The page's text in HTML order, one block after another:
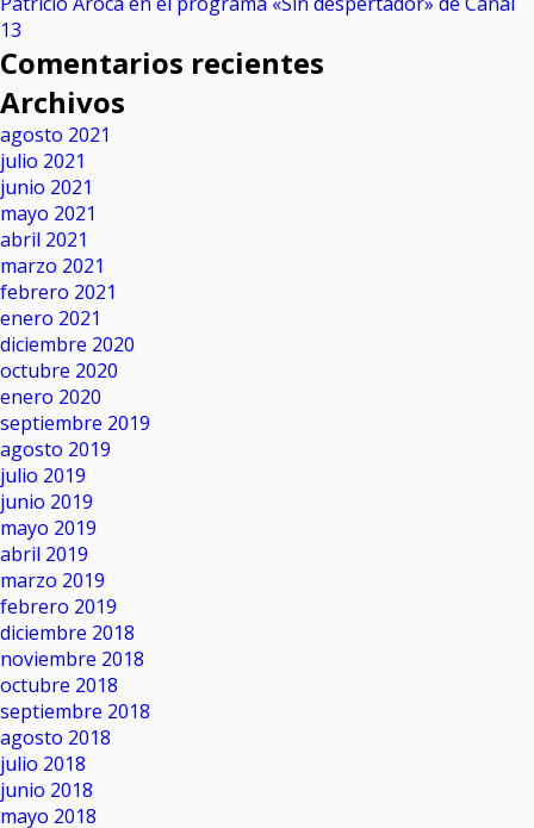
13
Comentarios recientes
Archivos
agosto 2021
julio 2021
junio 2021
mayo 2021
abril 2021
marzo 2021
febrero 2021
enero 2021
diciembre 2020
octubre 2020
enero 2020
septiembre 2019
agosto 2019
julio 2019
junio 2019
mayo 2019
abril 2019
marzo 2019
febrero 2019
diciembre 2018
noviembre 2018
octubre 2018
septiembre 2018
agosto 2018
julio 2018
junio 2018
mayo 2018